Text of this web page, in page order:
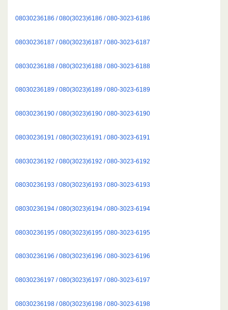
08030236186 / 080(3023)6186 / 080-3023-6186
08030236187 / 080(3023)6187 / 080-3023-6187
08030236188 / 080(3023)6188 / 080-3023-6188
08030236189 / 080(3023)6189 / 080-3023-6189
08030236190 / 080(3023)6190 / 080-3023-6190
08030236191 / 080(3023)6191 / 080-3023-6191
08030236192 / 080(3023)6192 / 080-3023-6192
08030236193 / 080(3023)6193 / 080-3023-6193
08030236194 / 080(3023)6194 / 080-3023-6194
08030236195 / 080(3023)6195 / 080-3023-6195
08030236196 / 080(3023)6196 / 080-3023-6196
08030236197 / 080(3023)6197 / 080-3023-6197
08030236198 / 080(3023)6198 / 080-3023-6198